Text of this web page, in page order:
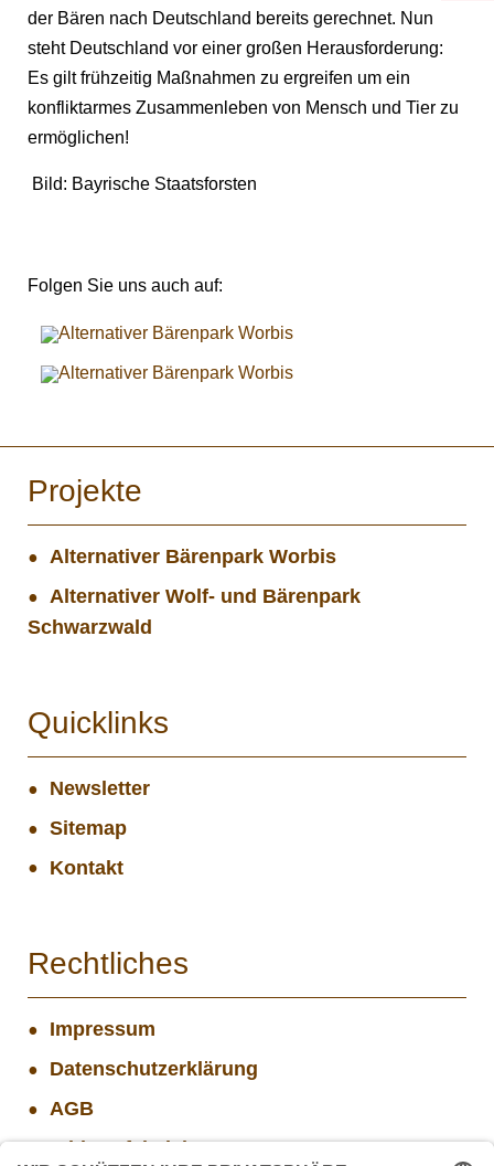
der Bären nach Deutschland bereits gerechnet. Nun
steht Deutschland vor einer großen Herausforderung:
Es gilt frühzeitig Maßnahmen zu ergreifen um ein
konfliktarmes Zusammenleben von Mensch und Tier zu
ermöglichen!
Bild: Bayrische Staatsforsten
Folgen Sie uns auch auf:
Projekte
Alternativer Bärenpark Worbis
Alternativer Wolf- und Bärenpark
Schwarzwald
Quicklinks
Newsletter
Sitemap
Kontakt
Rechtliches
Impressum
Datenschutzerklärung
AGB
Widerrufsbelehrung